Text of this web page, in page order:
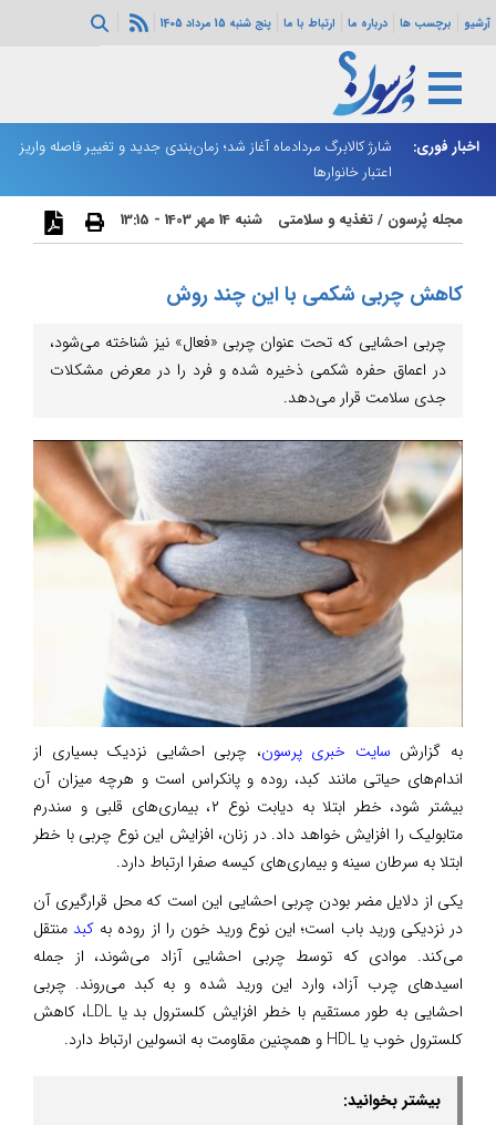
آرشیو برچسب ها درباره ما ارتباط با ما پنج شنبه 15 مرداد 1405
اخبار فوری:
هرمز ادامه
شارژ کالابرگ مردادماه آغاز شد؛ زمان‌بندی جدید و تغییر فاصله واریز
اعتبار خانوارها
مجله پُرسون /تغذیه و سلامتی شنبه 14 مهر 1403 - 13:15
کاهش چربی شکمی با این چند روش
چربی احشایی که تحت عنوان چربی «فعال» نیز شناخته می‌شود،
در اعماق حفره شکمی ذخیره شده و فرد را در معرض مشکلات
جدی سلامت قرار می‌دهد.
به گزارش سایت خبری پرسون، چربی احشایی نزدیک بسیاری از
اندام‌های حیاتی مانند کبد، روده و پانکراس است و هرچه میزان آن
بیشتر شود، خطر ابتلا به دیابت نوع ۲، بیماری‌های قلبی و سندرم
متابولیک را افزایش خواهد داد. در زنان، افزایش این نوع چربی با خطر
ابتلا به سرطان سینه و بیماری‌های کیسه صفرا ارتباط دارد.
یکی از دلایل مضر بودن چربی احشایی این است که محل قرارگیری آن
در نزدیکی ورید باب است؛ این نوع ورید خون را از روده به کبد منتقل
می‌کند. موادی که توسط چربی احشایی آزاد می‌شوند، از جمله
اسیدهای چرب آزاد، وارد این ورید شده و به کبد می‌روند. چربی
احشایی به طور مستقیم با خطر افزایش کلسترول بد یا LDL، کاهش
کلسترول خوب یا HDL و همچنین مقاومت به انسولین ارتباط دارد.
بیشتر بخوانید: